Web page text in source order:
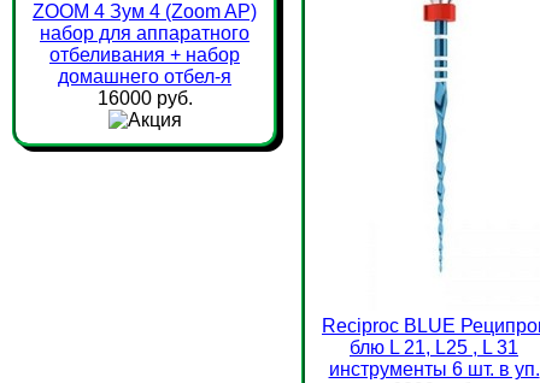
ZOOM 4 Зум 4 (Zoom AP)
набор для аппаратного
отбеливания + набор
домашнего отбел-я
16000 руб.
Reciproc BLUE
блю L 21, L25 , L 31
инструменты 6 шт. в уп.